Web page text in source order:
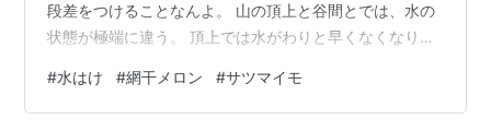
段差をつけることなんよ。 山の頂上と谷間とでは、水の
状態が極端に違う。 頂上では水がわりと早くなくなり、
雨水がたまり、雨がなくてもその水をしばらく保持でき
る。 頂上には水はけのええ土地に向いたもんを作ればよ
#水はけ #網干メロン #サツマイモ